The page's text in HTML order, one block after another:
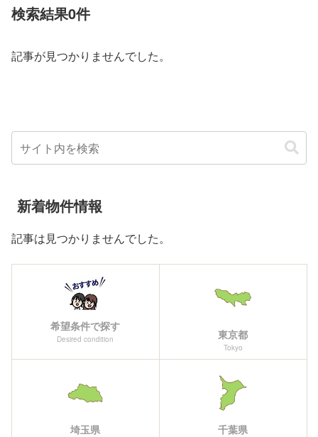
検索結果0件
記事が見つかりませんでした。
新着物件情報
記事は見つかりませんでした。
希望条件で探す
Desired condition 東京都
Tokyo
埼玉県 千葉県